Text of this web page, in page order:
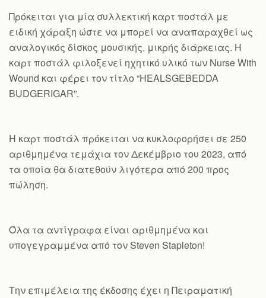
Πρόκειται για μία συλλεκτική καρτ ποστάλ με
ειδική χάραξη ώστε να μπορεί να αναπαραχθεί ως
αναλογικός δίσκος μουσικής, μικρής διάρκειας. Η
καρτ ποστάλ φιλοξενεί ηχητικό υλικό των Nurse With
Wound και φέρει τον τίτλο “HEALSGEBEDDA
BUDGERIGAR”.
Η καρτ ποστάλ πρόκειται να κυκλοφορήσει σε 250
αριθμημένα τεμάχια τον Δεκέμβριο του 2023, από
τα οποία θα διατεθούν λιγότερα από 200 προς
πώληση.
Όλα τα αντίγραφα είναι αριθμημένα και
υπογεγραμμένα από τον Steven Stapleton!
Την επιμέλεια της έκδοσης έχει η Πειραματική